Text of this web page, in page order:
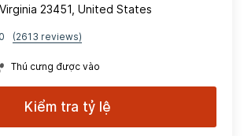
23451, United States
(2613 reviews)
Thú cưng được vào
Kiểm tra tỷ lệ